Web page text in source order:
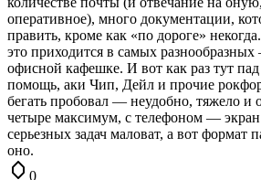
оперативное), много документации,
править, кроме как «по дороге»
это приходится в самых
офисной кафешке. И вот как раз тут
помощь, аки Чип, Дейл и прочие
бегать пробовал — неудобно, тяжело и
четыре максимум, с телефоном —
серьезных задач маловат, а вот формат
оно.
0